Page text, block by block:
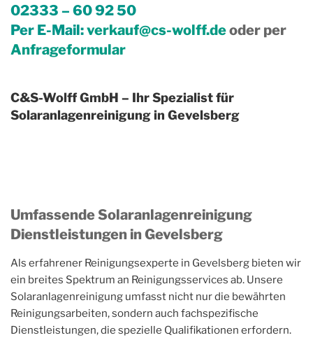
02333 – 60 92 50
Per E-Mail:verkauf@cs-wolff.deoder per
Anfrageformular
C&S-Wolff GmbH – Ihr Spezialist für
Solaranlagenreinigung in Gevelsberg
Umfassende Solaranlagenreinigung
Dienstleistungen in Gevelsberg
Als erfahrener Reinigungsexperte in Gevelsberg bieten wir
ein breites Spektrum an Reinigungsservices ab. Unsere
Solaranlagenreinigung umfasst nicht nur die bewährten
Reinigungsarbeiten, sondern auch fachspezifische
Dienstleistungen, die spezielle Qualifikationen erfordern.